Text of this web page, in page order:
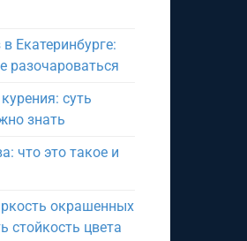
Екатеринбурге:
разочароваться
суть
знать
что это такое и
окрашенных
стойкость цвета